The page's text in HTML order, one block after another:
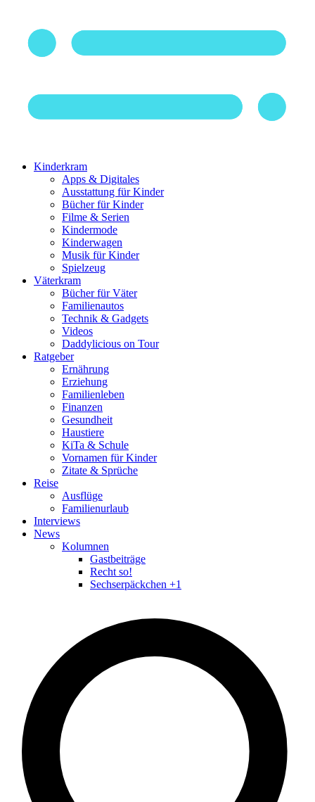
Kinderkram
Apps & Digitales
Ausstattung für Kinder
Bücher für Kinder
Filme & Serien
Kindermode
Kinderwagen
Musik für Kinder
Spielzeug
Väterkram
Bücher für Väter
Familienautos
Technik & Gadgets
Videos
Daddylicious on Tour
Ratgeber
Ernährung
Erziehung
Familienleben
Finanzen
Gesundheit
Haustiere
KiTa & Schule
Vornamen für Kinder
Zitate & Sprüche
Reise
Ausflüge
Familienurlaub
Interviews
News
Kolumnen
Gastbeiträge
Recht so!
Sechserpäckchen +1